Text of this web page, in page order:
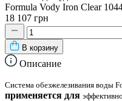
Formula Vody Iron Clear
18 107 грн
В корзину
Описание
Система обезжелезивания воды
применяется для